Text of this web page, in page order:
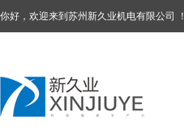
你好，欢迎来到苏州新久业机电有限公司 ！